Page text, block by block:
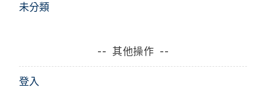
未分類
其他操作
登入